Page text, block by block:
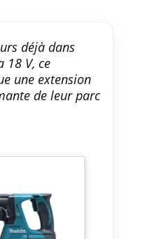
déjà dans
18 V, ce
une extension
de leur parc